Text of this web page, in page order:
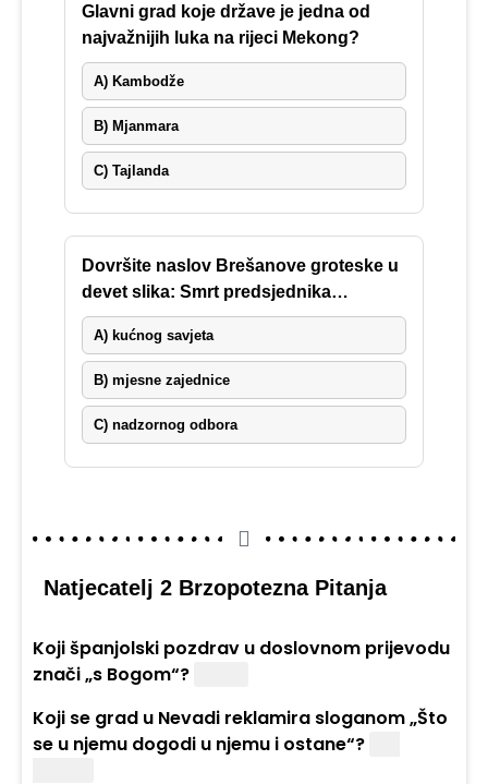
Glavni grad koje države je jedna od
najvažnijih luka na rijeci Mekong?
A) Kambodže
B) Mjanmara
C) Tajlanda
Dovršite naslov Brešanove groteske u
devet slika: Smrt predsjednika…
A) kućnog savjeta
B) mjesne zajednice
C) nadzornog odbora
Natjecatelj 2 Brzopotezna Pitanja
Koji španjolski pozdrav u doslovnom prijevodu
znači „s Bogom“?
Koji se grad u Nevadi reklamira sloganom „Što
se u njemu dogodi u njemu i ostane“?